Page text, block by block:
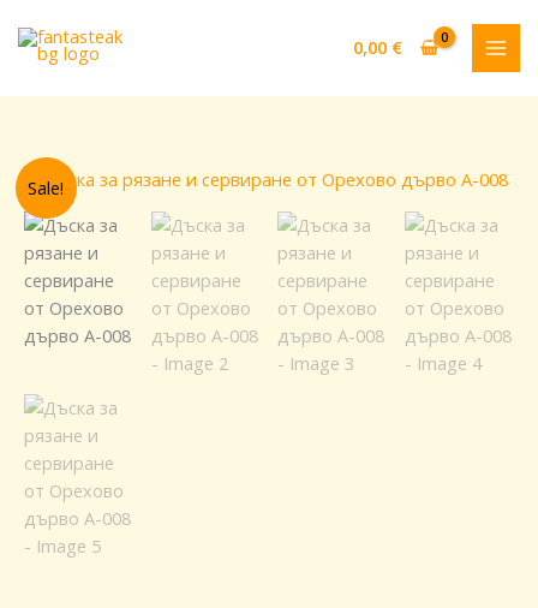
content
0,00 €
Sale! Original
price
was:
75,00 €.
Текущата
цена
е:
53,00 €.
количество
за
Дъска
за
рязане
и
сервиране
Орехово
дърво
A-
008